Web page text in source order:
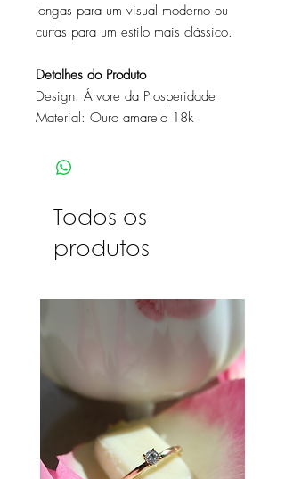
longas para um visual moderno ou
curtas para um estilo mais clássico.
Detalhes do Produto
Design: Árvore da Prosperidade
Material: Ouro amarelo 18k
Todos os
produtos